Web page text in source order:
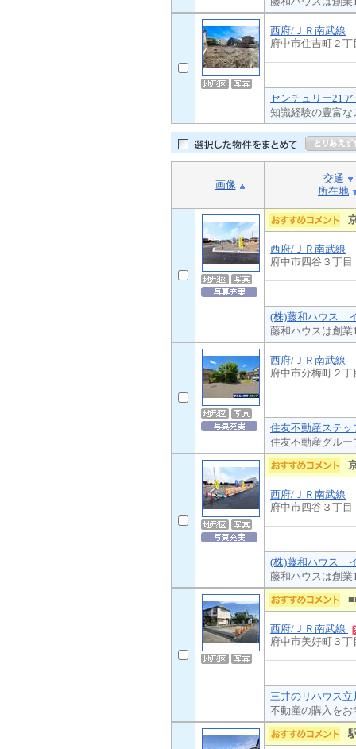
西府/ＪＲ南武線
府中市住吉町２丁
センチュリー21
知識経験の豊富
画像
交通
所在地
西府/ＪＲ南武線
府中市四谷３丁目
(株)藤和ハウス
藤和ハウスは創
西府/ＪＲ南武線
府中市分梅町２丁
住友不動産ステ
住友不動産グル
西府/ＪＲ南武線
府中市四谷３丁目
(株)藤和ハウス
藤和ハウスは創
西府/ＪＲ南武線
府中市美好町３丁
三井のリハウス
不動産の購入を